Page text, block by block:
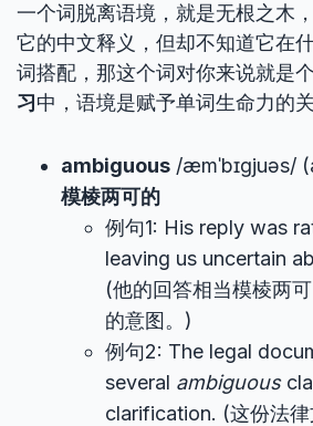
一个词脱离语境，就是无根之木
它的中文释义，但却不知道它在
词搭配，那这个词对你来说就是
习中，语境是赋予单词生命力的关
ambiguous /æmˈbɪɡjuəs/
模棱两可的
例句1: His reply was
leaving us uncertain
(他的回答相当模棱两
的意图。)
例句2: The legal
several ambiguous
clarification. (这份法